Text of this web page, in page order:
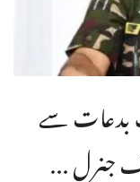
بدعات سے
جنرل ...